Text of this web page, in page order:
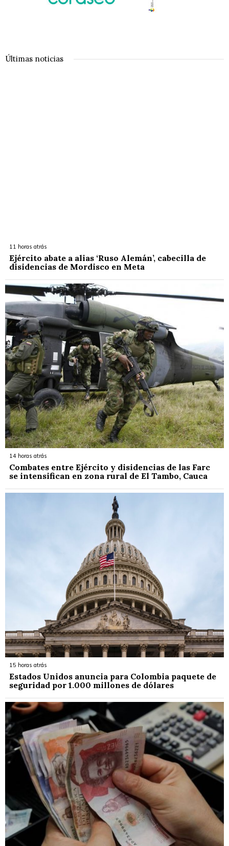
Últimas noticias
11 horas atrás
Ejército abate a alias ‘Ruso Alemán’, cabecilla de
disidencias de Mordisco en Meta
14 horas atrás
Combates entre Ejército y disidencias de las Farc
se intensifican en zona rural de El Tambo, Cauca
15 horas atrás
Estados Unidos anuncia para Colombia paquete de
seguridad por 1.000 millones de dólares